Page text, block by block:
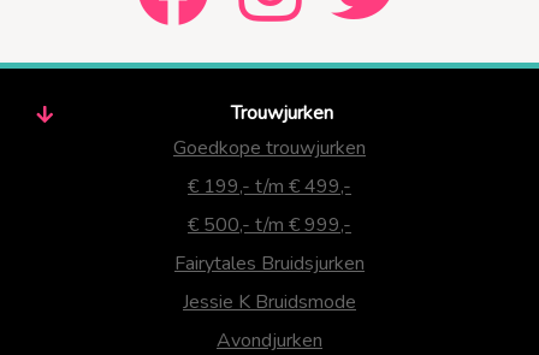
Trouwjurken
Goedkope trouwjurken
€ 199,- t/m € 499,-
€ 500,- t/m € 999,-
Fairytales Bruidsjurken
Jessie K Bruidsmode
Avondjurken